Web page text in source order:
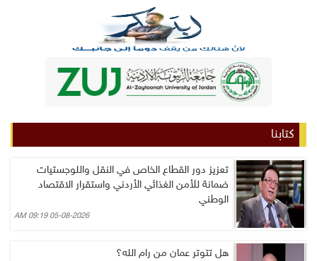
كتابنا
تعزيز دور القطاع الخاص في النقل واللوجستيات
ضمانة للأمن الغذائي الأردني واستقرار الاقتصاد
الوطني
05-08-2026 09:19 AM
هل تتوتر عمان من رام الله؟